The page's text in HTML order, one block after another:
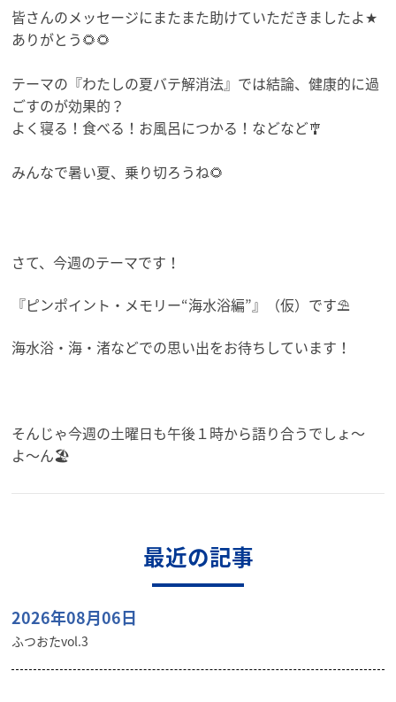
皆さんのメッセージにまたまた助けていただきましたよ★
ありがとう🌻🌻
テーマの『わたしの夏バテ解消法』では結論、健康的に過
ごすのが効果的？
よく寝る！食べる！お風呂につかる！などなど🎐
みんなで暑い夏、乗り切ろうね🌻
さて、今週のテーマです！
『ピンポイント・メモリー“海水浴編”』（仮）です⛱️
海水浴・海・渚などでの思い出をお待ちしています！
そんじゃ今週の土曜日も午後１時から語り合うでしょ〜
よ〜ん🏖️
最近の記事
2026年08月06日
ふつおたvol.3